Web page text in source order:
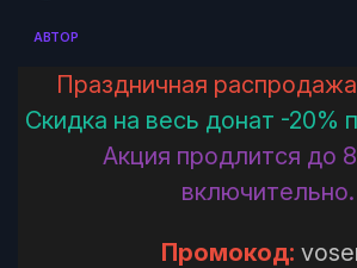
АВТОР
Праздничная
Скидка на весь донат -20%
Акция продлится до
включительно.
Промокод: